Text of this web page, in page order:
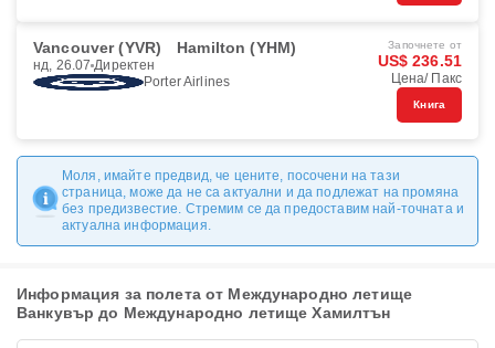
Vancouver (YVR) Hamilton (YHM)
нд, 26.07 Директен
Porter Airlines
Започнете от
US$ 236.51
Цена/ Пакс
Книга
Моля, имайте предвид, че цените, посочени на тази
страница, може да не са актуални и да подлежат на промяна
без предизвестие. Стремим се да предоставим най-точната и
актуална информация.
Информация за полета от Международно летище
Ванкувър до Международно летище Хамилтън